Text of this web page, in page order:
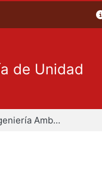
de Unidad
Ciencias e Ingeniería Ambientales